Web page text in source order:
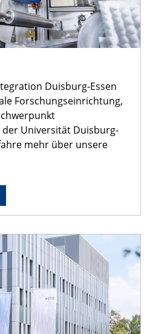
Duisburg-Essen
Forschungseinrichtung,
der Universität Duisburg-
mehr über unsere